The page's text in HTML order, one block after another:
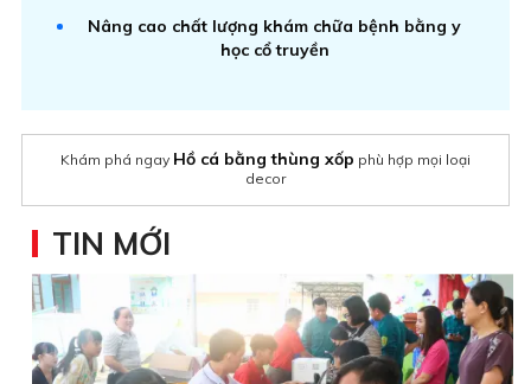
Nâng cao chất lượng khám chữa bệnh bằng y
học cổ truyền
Khám phá ngay Hồ cá bằng thùng xốp phù hợp mọi loại
decor
TIN MỚI